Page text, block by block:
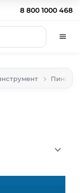
8 800 1000 468